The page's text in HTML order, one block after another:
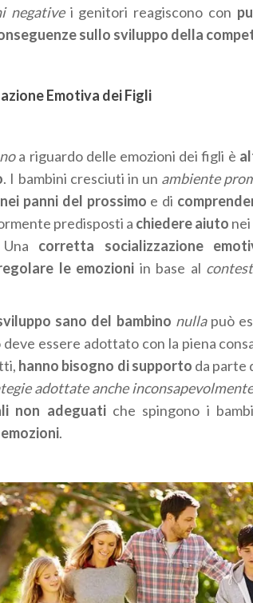
negativei genitori reagiscono con
sullo sviluppo della
Emotiva dei Figli
a riguardo delle emozioni dei figli è
. I bambini cresciuti in un ambiente
panni del prossimo e di
predisposti a chiedere aiuto
corretta socializzazione
le emozioni in base al
sano del bambino nulla può
essere adottato con la piena
hanno bisogno di supporto da parte
adottate anche
non adeguatiche spingono i
.